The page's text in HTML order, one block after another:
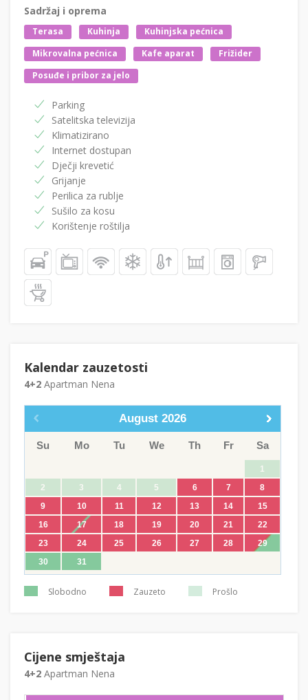
Sadržaj i oprema
Terasa Kuhinja
Kuhinjska pećnica
Mikrovalna pećnica
Kafe aparat
Frižider
Posuđe i pribor za jelo
Parking
Satelitska televizija
Klimatizirano
Internet dostupan
Dječji krevetić
Grijanje
Perilica za rublje
Sušilo za kosu
Korištenje roštilja
Kalendar zauzetosti
4+2 Apartman Nena
August 2026
Su Mo Tu We Th Fr Sa
1
2
3 4 5 6 7
8
9
10 11 12 13 14
15
16
17 18 19 20 21
22
23
24 25 26 27 28
29
30
31
Slobodno Zauzeto Prošlo
Cijene smještaja
4+2 Apartman Nena